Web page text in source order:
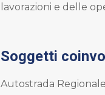
lavorazioni e delle
Soggetti
Autostrada Regionale